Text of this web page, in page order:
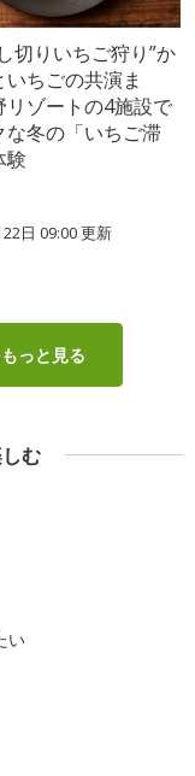
切りいちご狩り”か
いちごの共演ま
リゾートの4施設で
な冬の「いちご滞
験
日 09:00 更新
っと見る
む
い